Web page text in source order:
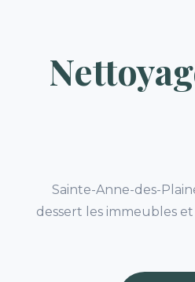
Sainte-Anne-des-
dessert les immeubles